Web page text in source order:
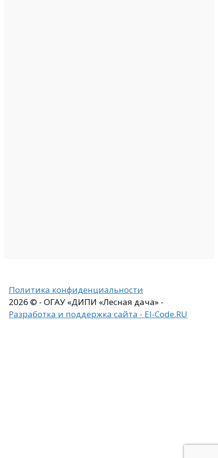
Политика конфиденциальности
2026 © - ОГАУ «ДИПИ «Лесная дача» -
Разработка и поддержка сайта - El-Code.RU